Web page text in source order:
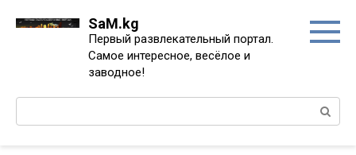
SaM.kg
Первый развлекательный портал.
Самое интересное, весёлое и
заводное!
Поиск: